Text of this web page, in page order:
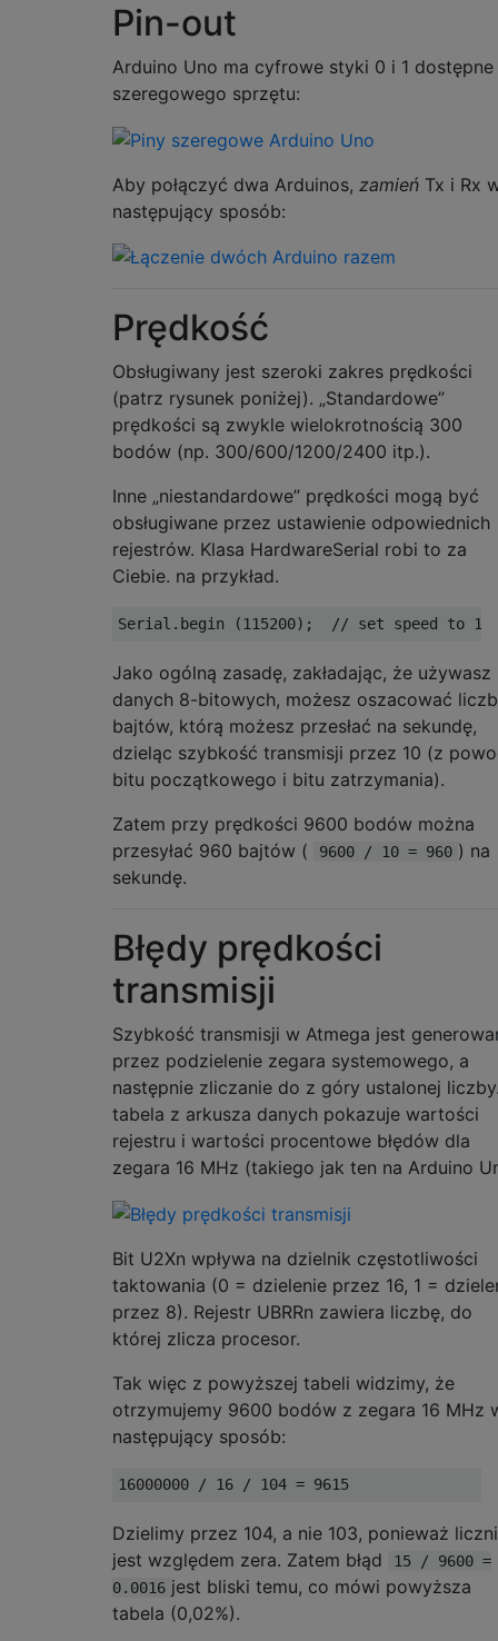
Pin-out
Arduino Uno ma cyfrowe styki 0 i 1 dostępne
szeregowego sprzętu:
Aby połączyć dwa Arduinos, zamień Tx i Rx
następujący sposób:
Prędkość
Obsługiwany jest szeroki zakres prędkości
(patrz rysunek poniżej). „Standardowe”
prędkości są zwykle wielokrotnością 300
bodów (np. 300/600/1200/2400 itp.).
Inne „niestandardowe” prędkości mogą być
obsługiwane przez ustawienie odpowiednich
rejestrów. Klasa HardwareSerial robi to za
Ciebie. na przykład.
Serial . begin (115200); // set speed to
Jako ogólną zasadę, zakładając, że używasz
danych 8-bitowych, możesz oszacować
bajtów, którą możesz przesłać na sekundę,
dzieląc szybkość transmisji przez 10 (z
bitu początkowego i bitu zatrzymania).
Zatem przy prędkości 9600 bodów można
przesyłać 960 bajtów (
9600 / 10 = 960 ) na
sekundę.
Błędy prędkości
transmisji
Szybkość transmisji w Atmega jest
przez podzielenie zegara systemowego, a
następnie zliczanie do z góry ustalonej
tabela z arkusza danych pokazuje wartości
rejestru i wartości procentowe błędów dla
zegara 16 MHz (takiego jak ten na Arduino
Bit U2Xn wpływa na dzielnik częstotliwości
taktowania (0 = dzielenie przez 16, 1 =
przez 8). Rejestr UBRRn zawiera liczbę, do
której zlicza procesor.
Tak więc z powyższej tabeli widzimy, że
otrzymujemy 9600 bodów z zegara 16 MHz
następujący sposób:
16000000 / 16 / 104 = 9615
Dzielimy przez 104, a nie 103, ponieważ
jest względem zera. Zatem błąd
15 / 9600 =
0.0016 jest bliski temu, co mówi powyższa
tabela (0,02%).